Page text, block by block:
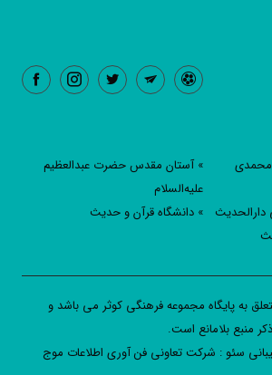
محمدی
» آستان مقدس حضرت عبدالعظیم
علیه‌السلام
» دانشگاه قرآن و حدیث
به پایگاه مجموعه فرهنگی کوثر می باشد و
منبع بلامانع است.
سئو : شرکت تعاونی فن آوری اطلاعات موج